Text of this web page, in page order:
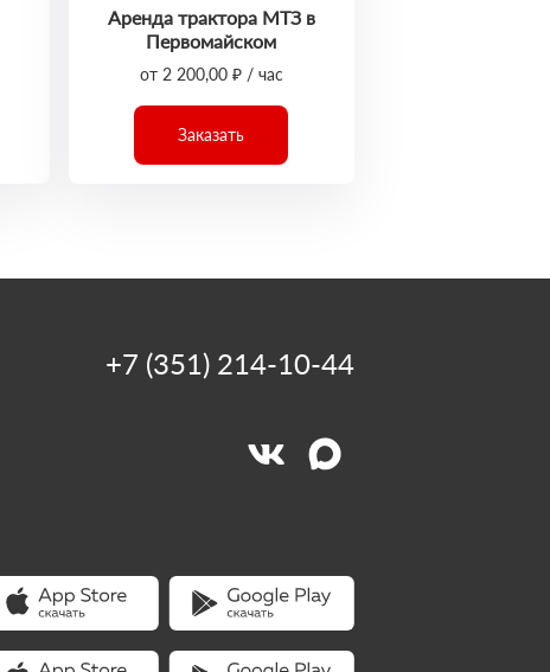
Аренда трактора МТЗ в
Первомайском
от 2 200,00 ₽ / час
Заказать
+7 (351) 214-10-44